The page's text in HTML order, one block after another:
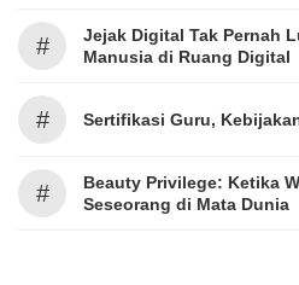
#
Jejak Digital Tak Pernah
Manusia di Ruang Digital
# Sertifikasi Guru,
#
Beauty Privilege: Ketika
Seseorang di Mata Dunia